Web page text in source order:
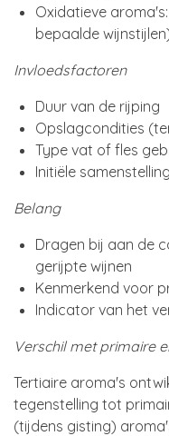
Oxidatieve
bepaalde
Invloedsfactoren
Duur van de rijping
Opslagcondities
Type vat of fles
Initiële
Belang
Dragen bij aan de
gerijpte wijnen
Kenmerkend voor
Indicator van het
Verschil met primaire
Tertiaire aroma's
tegenstelling tot
(tijdens gisting)